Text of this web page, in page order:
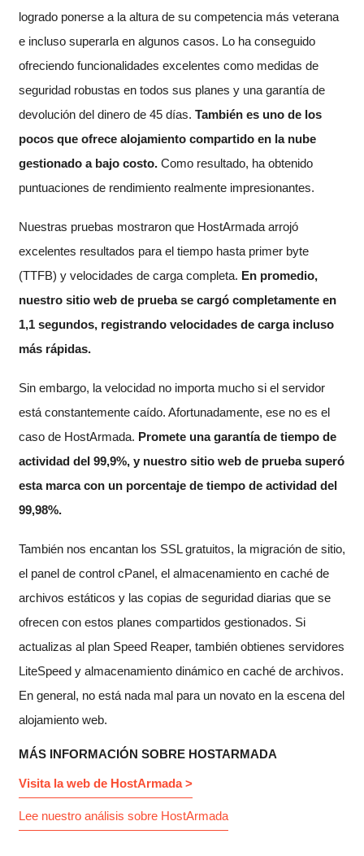
logrado ponerse a la altura de su competencia más veterana
e incluso superarla en algunos casos. Lo ha conseguido
ofreciendo funcionalidades excelentes como medidas de
seguridad robustas en todos sus planes y una garantía de
devolución del dinero de 45 días. También es uno de los
pocos que ofrece alojamiento compartido en la nube
gestionado a bajo costo. Como resultado, ha obtenido
puntuaciones de rendimiento realmente impresionantes.
Nuestras pruebas mostraron que HostArmada arrojó
excelentes resultados para el tiempo hasta primer byte
(TTFB) y velocidades de carga completa. En promedio,
nuestro sitio web de prueba se cargó completamente en
1,1 segundos, registrando velocidades de carga incluso
más rápidas.
Sin embargo, la velocidad no importa mucho si el servidor
está constantemente caído. Afortunadamente, ese no es el
caso de HostArmada. Promete una garantía de tiempo de
actividad del 99,9%, y nuestro sitio web de prueba superó
esta marca con un porcentaje de tiempo de actividad del
99,98%.
También nos encantan los SSL gratuitos, la migración de sitio,
el panel de control cPanel, el almacenamiento en caché de
archivos estáticos y las copias de seguridad diarias que se
ofrecen con estos planes compartidos gestionados. Si
actualizas al plan Speed Reaper, también obtienes servidores
LiteSpeed y almacenamiento dinámico en caché de archivos.
En general, no está nada mal para un novato en la escena del
alojamiento web.
MÁS INFORMACIÓN SOBRE HOSTARMADA
Visita la web de HostArmada >
Lee nuestro análisis sobre HostArmada